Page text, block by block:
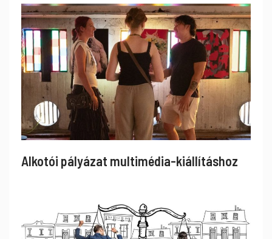
Alkotói pályázat multimédia-kiállításhoz